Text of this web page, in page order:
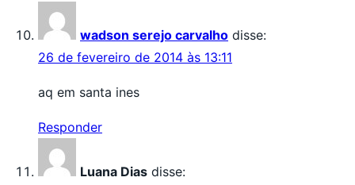
wadson serejo carvalho disse:
26 de fevereiro de 2014 às 13:11
aq em santa ines
Responder
Luana Dias disse: